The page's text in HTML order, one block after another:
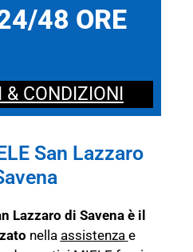
48 ORE
& CONDIZIONI
San Lazzaro
Lazzaro di Savena è il
nella assistenza e